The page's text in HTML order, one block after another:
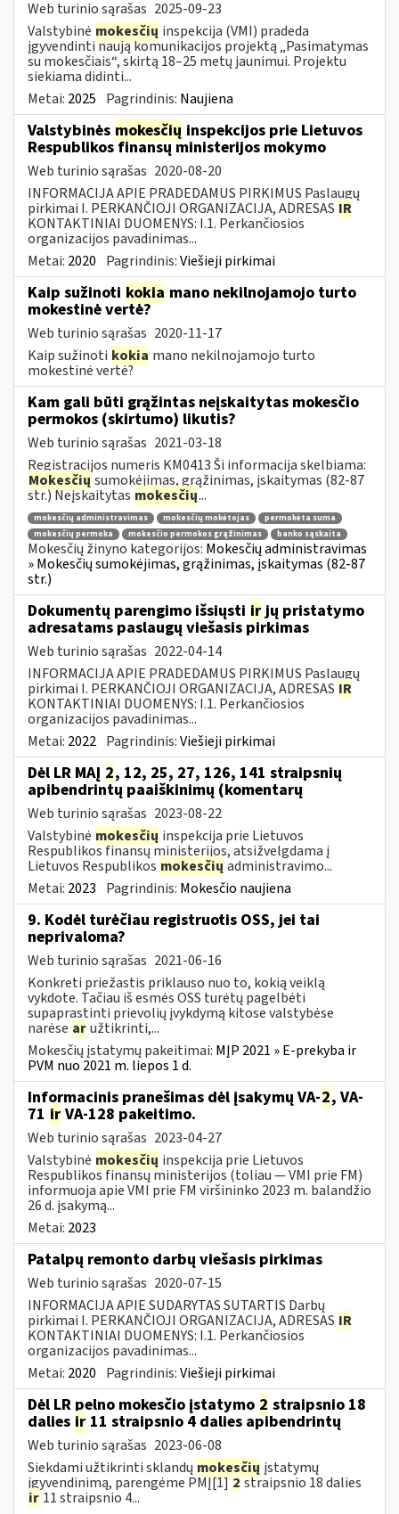
Web turinio sąrašas 2025-09-23
Valstybinė mokesčių inspekcija (VMI) pradeda
įgyvendinti naują komunikacijos projektą „Pasimatymas
su mokesčiais“, skirtą 18–25 metų jaunimui. Projektu
siekiama didinti...
Metai: 2025 Pagrindinis: Naujiena
Valstybinės mokesčių inspekcijos prie Lietuvos
Respublikos finansų ministerijos mokymo
Web turinio sąrašas 2020-08-20
INFORMACIJA APIE PRADEDAMUS PIRKIMUS Paslaugų
pirkimai I. PERKANČIOJI ORGANIZACIJA, ADRESAS IR
KONTAKTINIAI DUOMENYS: I.1. Perkančiosios
organizacijos pavadinimas...
Metai: 2020 Pagrindinis:Viešieji pirkimai
Kaip sužinoti kokia mano nekilnojamojo turto
mokestinė vertė?
Web turinio sąrašas 2020-11-17
Kaip sužinoti kokia mano nekilnojamojo turto
mokestinė vertė?
Kam gali būti grąžintas neįskaitytas mokesčio
permokos (skirtumo) likutis?
Web turinio sąrašas 2021-03-18
Registracijos numeris KM0413 Ši informacija skelbiama:
Mokesčių sumokėjimas, grąžinimas, įskaitymas (82-87
str.) Neįskaitytas mokesčių...
mokesčių administravimas mokesčių mokėtojas
permokėta suma
mokesčių permoka
mokesčio permokos grąžinimas banko sąskaita
Mokesčių žinyno kategorijos: Mokesčių administravimas
» Mokesčių sumokėjimas, grąžinimas, įskaitymas (82-87
str.)
Dokumentų parengimo išsiųsti irjų pristatymo
adresatams paslaugų viešasis pirkimas
Web turinio sąrašas 2022-04-14
INFORMACIJA APIE PRADEDAMUS PIRKIMUS Paslaugų
pirkimai I. PERKANČIOJI ORGANIZACIJA, ADRESAS IR
KONTAKTINIAI DUOMENYS: I.1. Perkančiosios
organizacijos pavadinimas...
Metai: 2022 Pagrindinis:Viešieji pirkimai
Dėl LR MAĮ 2, 12, 25, 27, 126, 141 straipsnių
apibendrintų paaiškinimų (komentarų
Web turinio sąrašas 2023-08-22
Valstybinė mokesčių inspekcija prie Lietuvos
Respublikos finansų ministerijos, atsižvelgdama į
Lietuvos Respublikos mokesčių administravimo...
Metai: 2023 Pagrindinis: Mokesčio naujiena
9. Kodėl turėčiau registruotis OSS, jei tai
neprivaloma?
Web turinio sąrašas 2021-06-16
Konkreti priežastis priklauso nuo to, kokią veiklą
vykdote. Tačiau iš esmės OSS turėtų pagelbėti
supaprastinti prievolių įvykdymą kitose valstybėse
narėse aružtikrinti,...
Mokesčių įstatymų pakeitimai: MĮP 2021 » E-prekyba ir
PVM nuo 2021 m. liepos 1 d.
Informacinis pranešimas dėl įsakymų VA-2, VA-
71 ir VA-128 pakeitimo.
Web turinio sąrašas 2023-04-27
Valstybinė mokesčių inspekcija prie Lietuvos
Respublikos finansų ministerijos (toliau ― VMI prie FM)
informuoja apie VMI prie FM viršininko 2023 m. balandžio
26 d. įsakymą...
Metai: 2023
Patalpų remonto darbų viešasis pirkimas
Web turinio sąrašas 2020-07-15
INFORMACIJA APIE SUDARYTAS SUTARTIS Darbų
pirkimai I. PERKANČIOJI ORGANIZACIJA, ADRESAS IR
KONTAKTINIAI DUOMENYS: I.1. Perkančiosios
organizacijos pavadinimas...
Metai: 2020 Pagrindinis:Viešieji pirkimai
Dėl LR pelno mokesčio įstatymo 2 straipsnio 18
dalies ir 11 straipsnio 4 dalies apibendrintų
Web turinio sąrašas 2023-06-08
Siekdami užtikrinti sklandų mokesčių įstatymų
įgyvendinimą, parengėme PMĮ[1]2straipsnio 18 dalies
ir 11 straipsnio 4...